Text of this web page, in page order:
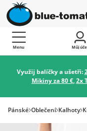
Menu Můj
Využij balíčky a ušetři:
Mikiny za 80 €,2x
Pánské Oblečení Kalhoty